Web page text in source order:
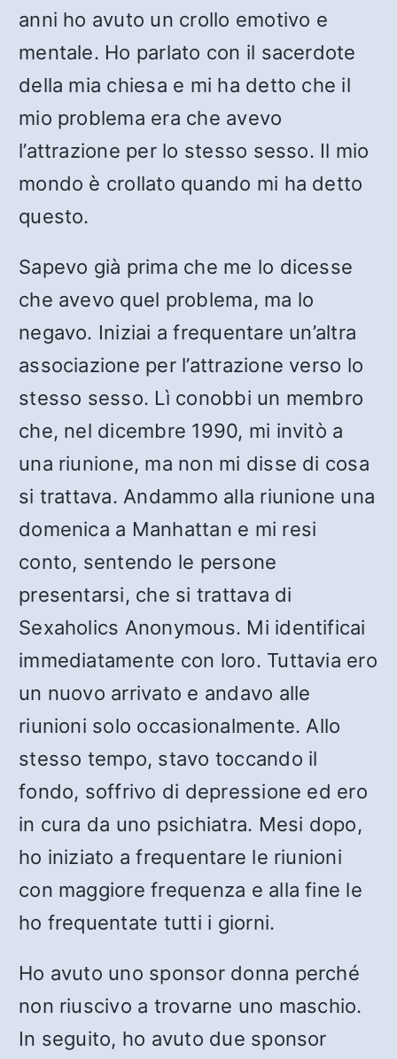
anni ho avuto un crollo emotivo e
mentale. Ho parlato con il sacerdote
della mia chiesa e mi ha detto che il
mio problema era che avevo
l’attrazione per lo stesso sesso. Il mio
mondo è crollato quando mi ha detto
questo.
Sapevo già prima che me lo dicesse
che avevo quel problema, ma lo
negavo. Iniziai a frequentare un’altra
associazione per l’attrazione verso lo
stesso sesso. Lì conobbi un membro
che, nel dicembre 1990, mi invitò a
una riunione, ma non mi disse di cosa
si trattava. Andammo alla riunione una
domenica a Manhattan e mi resi
conto, sentendo le persone
presentarsi, che si trattava di
Sexaholics Anonymous. Mi identificai
immediatamente con loro. Tuttavia ero
un nuovo arrivato e andavo alle
riunioni solo occasionalmente. Allo
stesso tempo, stavo toccando il
fondo, soffrivo di depressione ed ero
in cura da uno psichiatra. Mesi dopo,
ho iniziato a frequentare le riunioni
con maggiore frequenza e alla fine le
ho frequentate tutti i giorni.
Ho avuto uno sponsor donna perché
non riuscivo a trovarne uno maschio.
In seguito, ho avuto due sponsor